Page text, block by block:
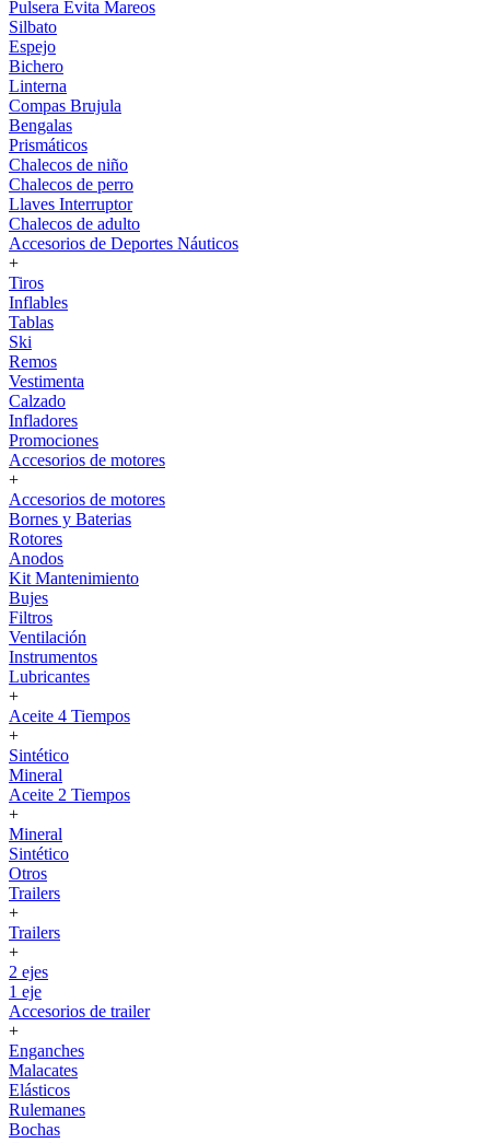
Pulsera Evita Mareos
Silbato
Espejo
Bichero
Linterna
Compas Brujula
Bengalas
Prismáticos
Chalecos de niño
Chalecos de perro
Llaves Interruptor
Chalecos de adulto
Accesorios de Deportes Náuticos
+
Tiros
Inflables
Tablas
Ski
Remos
Vestimenta
Calzado
Infladores
Promociones
Accesorios de motores
+
Accesorios de motores
Bornes y Baterias
Rotores
Anodos
Kit Mantenimiento
Bujes
Filtros
Ventilación
Instrumentos
Lubricantes
+
Aceite 4 Tiempos
+
Sintético
Mineral
Aceite 2 Tiempos
+
Mineral
Sintético
Otros
Trailers
+
Trailers
+
2 ejes
1 eje
Accesorios de trailer
+
Enganches
Malacates
Elásticos
Rulemanes
Bochas